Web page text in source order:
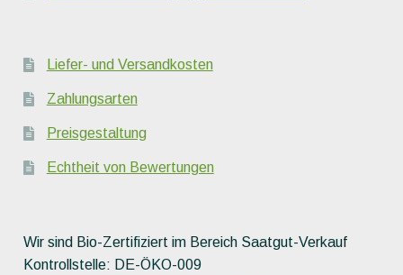
Liefer- und Versandkosten
Zahlungsarten
Preisgestaltung
Echtheit von Bewertungen
Wir sind Bio-Zertifiziert im Bereich Saatgut-Verkauf
Kontrollstelle: DE-ÖKO-009